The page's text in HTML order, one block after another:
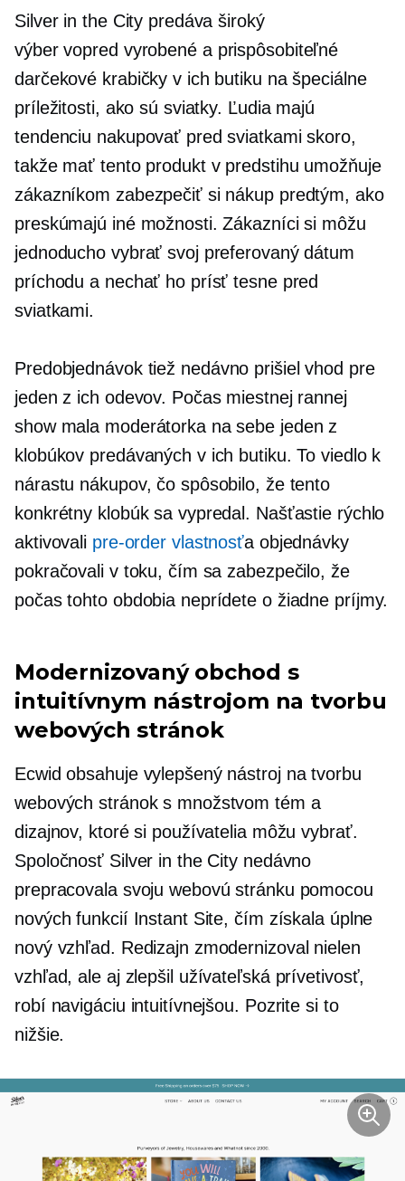
Silver in the City predáva široký
výbervopred vyrobenéa prispôsobiteľné
darčekové krabičky v ich butiku na špeciálne
príležitosti, ako sú sviatky. Ľudia majú
tendenciu nakupovať pred sviatkami skoro,
takže mať tento produkt v predstihu umožňuje
zákazníkom zabezpečiť si nákup predtým, ako
preskúmajú iné možnosti. Zákazníci si môžu
jednoducho vybrať svoj preferovaný dátum
príchodu a nechať ho prísť tesne pred
sviatkami.
Predobjednávoktiež nedávno prišiel vhod pre
jeden z ich odevov. Počas miestnej rannej
show mala moderátorka na sebe jeden z
klobúkov predávaných v ich butiku. To viedlo k
nárastu nákupov, čo spôsobilo, že tento
konkrétny klobúk sa vypredal. Našťastie rýchlo
aktivovali pre-order vlastnosťa objednávky
pokračovali v toku, čím sa zabezpečilo, že
počas tohto obdobia neprídete o žiadne príjmy.
Modernizovaný obchod s
intuitívnym nástrojom na tvorbu
webových stránok
Ecwid obsahuje vylepšený nástroj na tvorbu
webových stránok s množstvom tém a
dizajnov, ktoré si používatelia môžu vybrať.
Spoločnosť Silver in the City nedávno
prepracovala svoju webovú stránku pomocou
nových funkcií Instant Site, čím získala úplne
nový vzhľad. Redizajn zmodernizoval nielen
vzhľad, ale aj zlepšil užívateľská prívetivosť,
robí navigáciu intuitívnejšou. Pozrite si to
nižšie.